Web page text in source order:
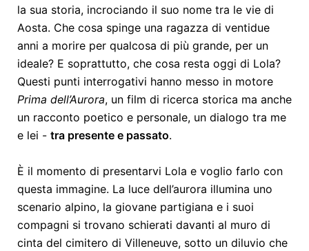
la sua storia, incrociando il suo nome tra le vie di
Aosta. Che cosa spinge una ragazza di ventidue
anni a morire per qualcosa di più grande, per un
ideale? E soprattutto, che cosa resta oggi di Lola?
Questi punti interrogativi hanno messo in motore
Prima dell’Aurora, un film di ricerca storica ma anche
un racconto poetico e personale, un dialogo tra me
e lei - tra presente e passato.
È il momento di presentarvi Lola e voglio farlo con
questa immagine. La luce dell’aurora illumina uno
scenario alpino, la giovane partigiana e i suoi
compagni si trovano schierati davanti al muro di
cinta del cimitero di Villeneuve, sotto un diluvio che